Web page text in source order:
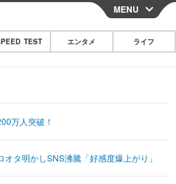
CLOSE
その他
映画・ドラマ
MENU
TEST エンタメ ライフ
万人突破！
タ明かしSNS沸騰「好感度爆上がり」